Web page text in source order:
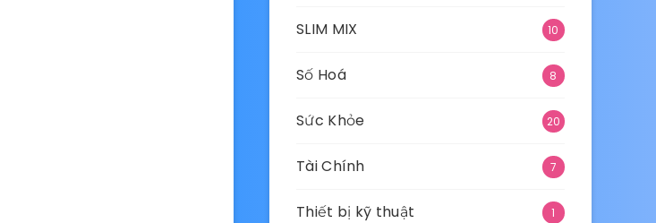
SLIM MIX 10
Số Hoá 8
Sức Khỏe 20
Tài Chính 7
Thiết bị kỹ thuật 1